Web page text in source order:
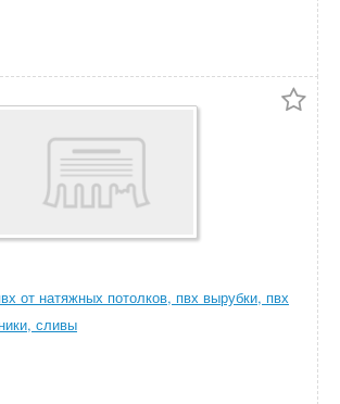
от натяжных потолков, пвх вырубки, пвх
сливы